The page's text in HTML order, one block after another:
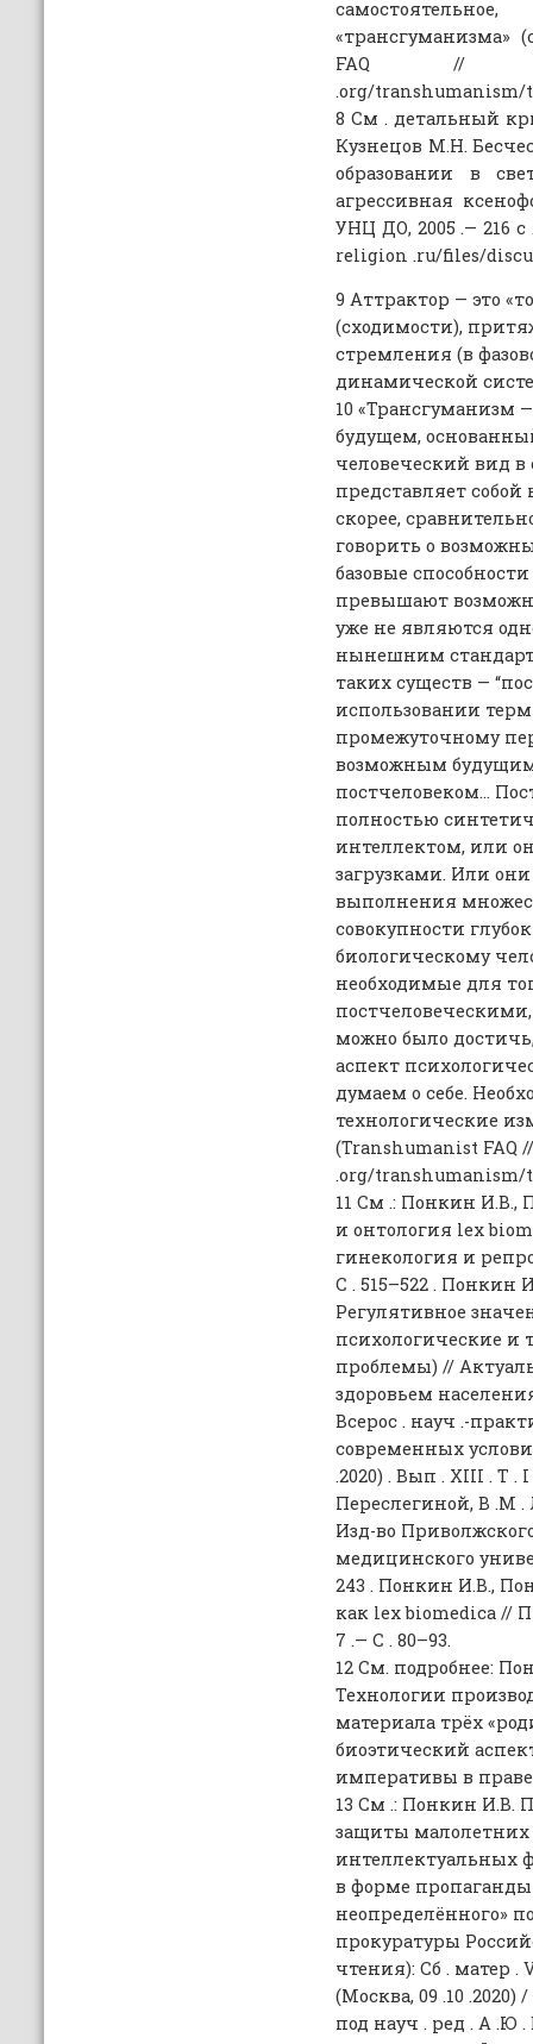
«трансгуманизма»
FAQ //
.org/transhumanism/
8 См . детальный
Кузнецов М.Н.
образовании в
агрессивная
УНЦ ДО, 2005 .— 216 с
religion .ru/files/
9 Аттрактор — это
(сходимости),
стремления (в
динамической
10 «Трансгуманизм
будущем,
человеческий вид
представляет
скорее,
говорить о
базовые
превышают
уже не являются
нынешним
таких существ —
использовании
промежуточному
возможным
постчеловеком…
полностью
интеллектом, или
загрузками. Или
выполнения
совокупности
биологическому
необходимые для
можно было
аспект
думаем о себе.
технологические
(Transhumanist FAQ
.org/transhumanism/
11 См .: Понкин И.В.,
и онтология lex
гинекология и
С . 515–522 . Понкин
Регулятивное
психологические и
проблемы) //
здоровьем
Всерос . науч .-
современных
.2020) . Вып . XIII . Т .
Переслегиной, В .М
Изд-во
медицинского
243 . Понкин И.В.,
как lex biomedica //
7 .— С . 80–93.
12 См. подробнее:
Технологии
материала трёх
биоэтический
императивы в праве
13 См .: Понкин И.В.
защиты
интеллектуальных
в форме
неопределённого»
прокуратуры
чтения): Сб . матер .
(Москва, 09 .10
под науч . ред . А .Ю